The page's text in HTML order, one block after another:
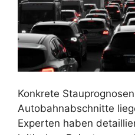
Konkrete
Autobahnabschnitte
Experten haben